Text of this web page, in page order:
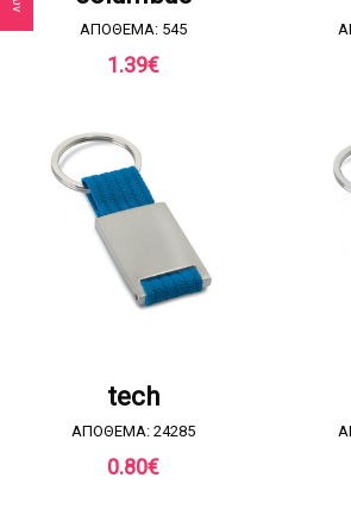
ΑΠΟΘΕΜΑ: 545
1.39€
tech
ΑΠΟΘΕΜΑ: 24285
0.80€